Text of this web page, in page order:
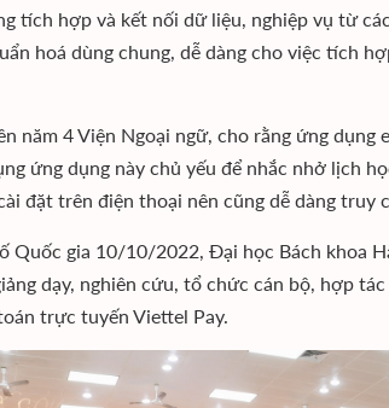
tích hợp và kết nối dữ liệu, nghiệp vụ từ
hoá dùng chung, dễ dàng cho việc tích
năm 4 Viện Ngoại ngữ, cho rằng ứng
ứng dụng này chủ yếu để nhắc nhở lịch
đặt trên điện thoại nên cũng dễ dàng truy
Quốc gia 10/10/2022, Đại học Bách khoa
dạy, nghiên cứu, tổ chức cán bộ, hợp
trực tuyến Viettel Pay.